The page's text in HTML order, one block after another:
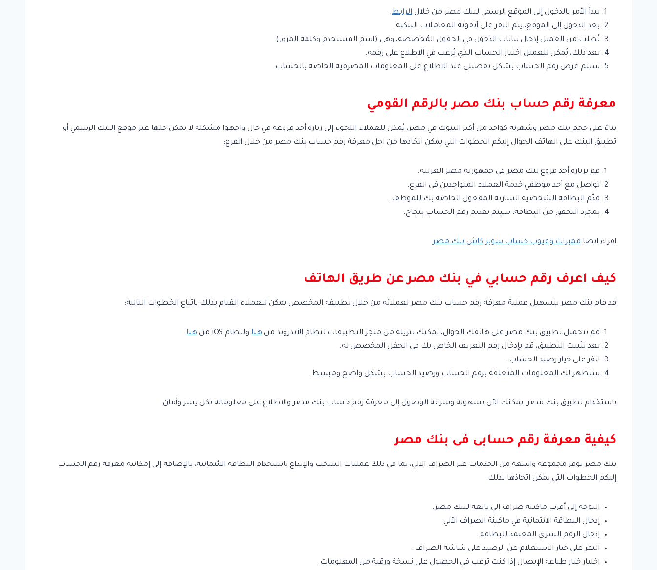
يبدأ الأمر بالدخول إلى الموقع الرسمي لبنك مصر من خلال الرابط.
بعد الدخول إلى الموقع، يتم النقر على أيقونة المعاملات البنكية .
يُطلب من العميل إدخال بيانات الدخول في الحقول المُخصصة، وهي (اسم المستخدم وكلمة المرور).
بعد ذلك، يُمكن للعميل اختيار الحساب الذي يُرغب في الاطلاع على رقمه.
سيتم عرض رقم الحساب بشكل تفصيلي عند الاطلاع على المعلومات المصرفية الخاصة بالحساب.
معرفة رقم حساب بنك مصر بالرقم القومي
بناءً على حجم بنك مصر وشهرته كواحد من أكبر البنوك في مصر، يُمكن للعملاء اللجوء إلى زيارة أحد فروعه في حال واجهوا مشكلة لا يمكن حلها عبر موقع البنك الرسمي أو
تطبيق البنك على الهاتف الجوال إليكم الخطوات التي يمكن اتخاذها من اجل معرفة رقم حساب بنك مصر من خلال الفرع:
قم بزيارة أحد فروع بنك مصر في جمهورية مصر العربية.
تواصل مع أحد موظفي خدمة العملاء المتواجدين في الفرع.
قدّم البطاقة الشخصية السارية المفعول الخاصة بك للموظف.
بمجرد التحقق من البطاقة، سيتم تقديم رقم الحساب بنجاح.
اقراء ايضا مميزات وعيوب حساب سوبر كاش بنك مصر
كيف اعرف رقم حسابي في بنك مصر عن طريق الهاتف
قد قام بنك مصر بتسهيل عملية معرفة رقم حساب بنك مصر لعملائه من خلال تطبيقه المخصص يمكن للعملاء القيام بذلك باتباع الخطوات التالية:
قم بتحميل تطبيق بنك مصر على هاتفك الجوال، يمكنك تنزيله من متجر التطبيقات لنظام الأندرويد من هنا ولنظام iOS من هنا.
بعد تثبيت التطبيق، قم بإدخال رقم التعريف الخاص بك في الحقل المخصص له.
انقر على خيار رصيد الحساب .
ستظهر لك المعلومات المتعلقة برقم الحساب ورصيد الحساب بشكل واضح ومبسط.
باستخدام تطبيق بنك مصر، يمكنك الآن بسهولة وسرعة الوصول إلى معرفة رقم حساب بنك مصر والاطلاع على معلوماته بكل يسر وأمان.
كيفية معرفة رقم حسابى فى بنك مصر
بنك مصر يوفر مجموعة واسعة من الخدمات عبر الصراف الآلي، بما في ذلك عمليات السحب والإيداع باستخدام البطاقة الائتمانية، بالإضافة إلى إمكانية معرفة رقم الحساب
إليكم الخطوات التي يمكن اتخاذها لذلك:
التوجه إلى أقرب ماكينة صراف آلي تابعة لبنك مصر.
إدخال البطاقة الائتمانية في ماكينة الصراف الآلي.
إدخال الرقم السري المعتمد للبطاقة.
النقر على خيار الاستعلام عن الرصيد على شاشة الصراف.
اختيار خيار طباعة الإيصال إذا كنت ترغب في الحصول على نسخة ورقية من المعلومات.